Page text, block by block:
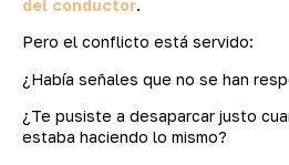
del conductor.
Pero el conflicto está servido:
¿Había señales que no se han
¿Te pusiste a desaparcar justo
estaba haciendo lo mismo?